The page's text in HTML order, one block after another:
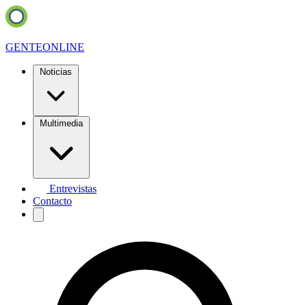
GENTEONLINE
Noticias
Multimedia
Entrevistas
Contacto